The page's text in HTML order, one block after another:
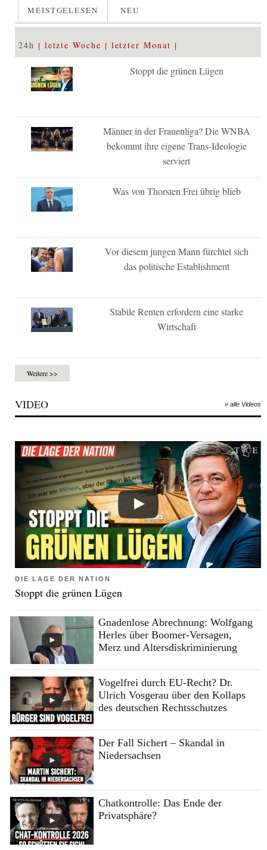
MEISTGELESEN NEU
24h letzte Woche letzter Monat
Stoppt die grünen Lügen
Männer in der Frauenliga? Die WNBA
bekommt ihre eigene Trans-Ideologie
serviert
Was von Thorsten Frei übrig blieb
Vor diesem jungen Mann fürchtet sich
das politische Establishment
Stabile Renten erfordern eine starke
Wirtschaft
Weitere >>
VIDEO » alle Videos
DIE LAGE DER NATION
Stoppt die grünen Lügen
Gnadenlose Abrechnung: Wolfgang
Herles über Boomer-Versagen,
Merz und Altersdiskriminierung
Vogelfrei durch EU-Recht? Dr.
Ulrich Vosgerau über den Kollaps
des deutschen Rechtsschutzes
Der Fall Sichert – Skandal in
Niedersachsen
Chatkontrolle: Das Ende der
Privatsphäre?